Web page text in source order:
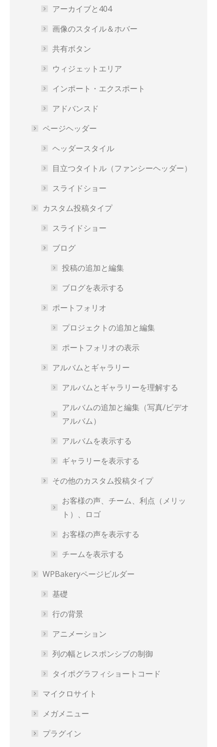
アーカイブと404
画像のスタイル＆ホバー
共有ボタン
ウィジェットエリア
インポート・エクスポート
アドバンスド
ページヘッダー
ヘッダースタイル
目立つタイトル（ファンシーヘッダー）
スライドショー
カスタム投稿タイプ
スライドショー
ブログ
投稿の追加と編集
ブログを表示する
ポートフォリオ
プロジェクトの追加と編集
ポートフォリオの表示
アルバムとギャラリー
アルバムとギャラリーを理解する
アルバムの追加と編集（写真/ビデオ
アルバム）
アルバムを表示する
ギャラリーを表示する
その他のカスタム投稿タイプ
お客様の声、チーム、利点（メリッ
ト）、ロゴ
お客様の声を表示する
チームを表示する
WPBakeryページビルダー
基礎
行の背景
アニメーション
列の幅とレスポンシブの制御
タイポグラフィショートコード
マイクロサイト
メガメニュー
プラグイン